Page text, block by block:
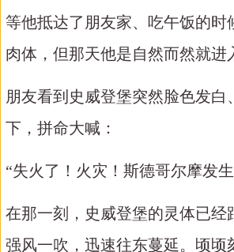
等他抵达了朋友家、吃午饭的
肉体，但那天他是自然而然就进
朋友看到史威登堡突然脸色发
下，拼命大喊：
“失火了！火灾！斯德哥尔摩发
在那一刻，史威登堡的灵体已
强风一吹，迅速往东蔓延。顷